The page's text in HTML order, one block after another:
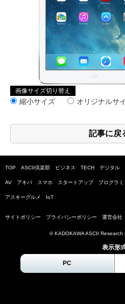
画像サイズ切り替え
縮小サイズ オリジナルサ
記事に戻
TOP ASCII倶楽部 ビジネス TECH デジタル
AV アキバ スマホ スタートアップ プログラ
アスキーグルメ IoT
サイトポリシー プライバシーポリシー 運営会社
© KADOKAWA ASCII Research
表示形
PC